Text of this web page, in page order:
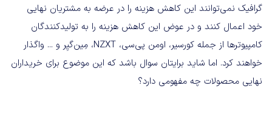
گرافیک نمی‌توانند این کاهش هزینه را در عرضه به مشتریان نهایی
خود اعمال کنند و در عوض این کاهش هزینه را به تولیدکنندگان
کامپیوترها از جمله کورسیر، اومن پی‌سی، NZXT، مِین‌گیِر و ... واگذار
خواهند کرد. اما شاید برایتان سوال باشد که این موضوع برای خریداران
نهایی محصولات چه مفهومی دارد؟